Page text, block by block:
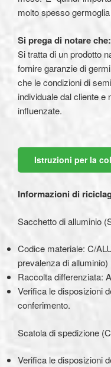
molto spesso
Si prega di notare che:
Si tratta di un prodotto
fornire garanzie di
che le condizioni di
individuale dal cliente e
influenzate.
Istruzioni per la
Informazioni di
Sacchetto di alluminio
Codice materiale: C/
prevalenza di alluminio)
Raccolta differenziata:
Verifica le disposizioni
conferimento.
Scatola di spedizione
Verifica le disposizioni